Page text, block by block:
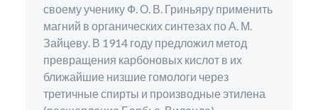
своему ученику Ф. О. В. Гриньяру применить
магний в органических синтезах по А. М.
Зайцеву. В 1914 году предложил метод
превращения карбоновых кислот в их
ближайшие низшие гомологи через
третичные спирты и производные этилена